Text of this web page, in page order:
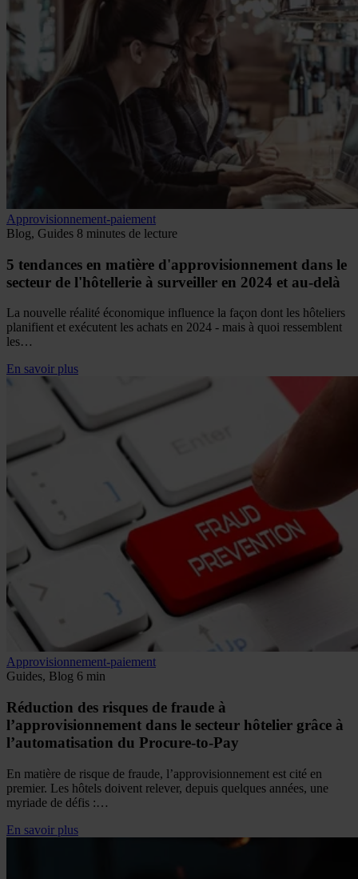
Approvisionnement-paiement
Blog, Guides 8 minutes de lecture
5 tendances en matière d'approvisionnement dans le
secteur de l'hôtellerie à surveiller en 2024 et au-delà
La nouvelle réalité économique influence la façon dont les hôteliers
planifient et exécutent les achats en 2024 - mais à quoi ressemblent
les…
En savoir plus
Approvisionnement-paiement
Guides, Blog 6 min
Réduction des risques de fraude à
l’approvisionnement dans le secteur hôtelier grâce à
l’automatisation du Procure-to-Pay
En matière de risque de fraude, l’approvisionnement est cité en
premier. Les hôtels doivent relever, depuis quelques années, une
myriade de défis :…
En savoir plus